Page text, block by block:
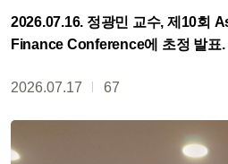
2026.07.16. 정광민 교수, 제10회
Finance Conference에 초정 발표.
2026.07.17 67